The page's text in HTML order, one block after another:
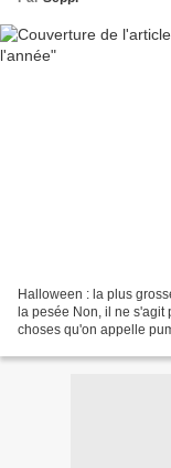
Halloween : la plus
la pesée Non, il ne s'agit
choses qu'on appelle